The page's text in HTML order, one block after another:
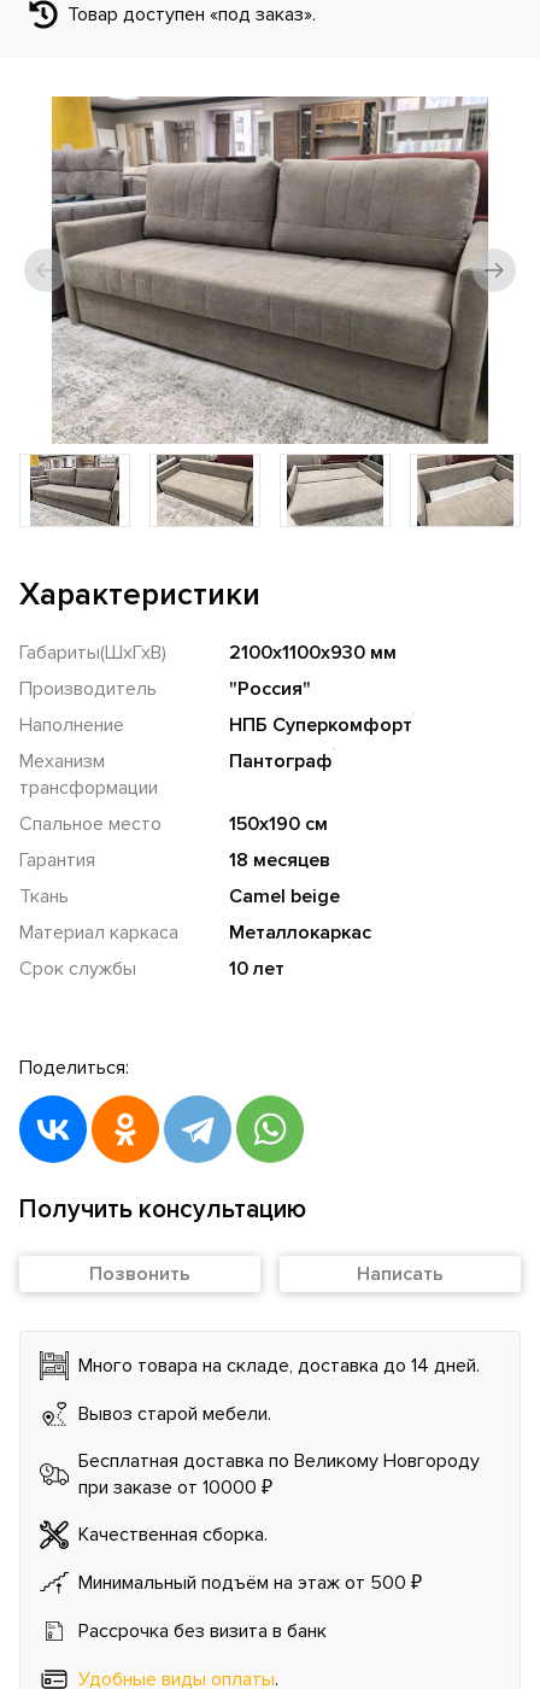
Товар доступен «под заказ».
Характеристики
Габариты(ШхГхВ)
2100х1100х930 мм
Производитель
"Россия"
Наполнение
НПБ Суперкомфорт
Механизм
трансформации
Пантограф
Спальное место
150х190 см
Гарантия
18 месяцев
Ткань
Camel beige
Материал каркаса
Металлокаркас
Срок службы
10 лет
Поделиться:
Получить консультацию
Позвонить Написать
Много товара на складе, доставка до 14 дней.
Вывоз старой мебели.
Бесплатная доставка по Великому Новгороду
при заказе от 10000 ₽
Качественная сборка.
Минимальный подъём на этаж от 500 ₽
Рассрочка без визита в банк
Удобные виды оплаты.